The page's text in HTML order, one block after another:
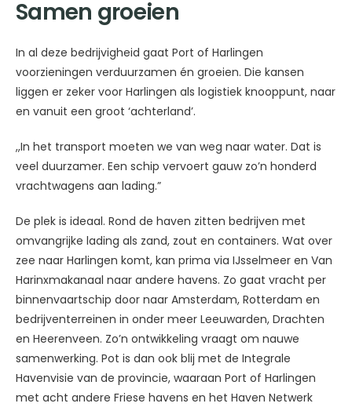
Samen groeien
In al deze bedrijvigheid gaat Port of Harlingen
voorzieningen verduurzamen én groeien. Die kansen
liggen er zeker voor Harlingen als logistiek knooppunt, naar
en vanuit een groot ‘achterland’.
,,In het transport moeten we van weg naar water. Dat is
veel duurzamer. Een schip vervoert gauw zo’n honderd
vrachtwagens aan lading.”
De plek is ideaal. Rond de haven zitten bedrijven met
omvangrijke lading als zand, zout en containers. Wat over
zee naar Harlingen komt, kan prima via IJsselmeer en Van
Harinxmakanaal naar andere havens. Zo gaat vracht per
binnenvaartschip door naar Amsterdam, Rotterdam en
bedrijventerreinen in onder meer Leeuwarden, Drachten
en Heerenveen. Zo’n ontwikkeling vraagt om nauwe
samenwerking. Pot is dan ook blij met de Integrale
Havenvisie van de provincie, waaraan Port of Harlingen
met acht andere Friese havens en het Haven Netwerk